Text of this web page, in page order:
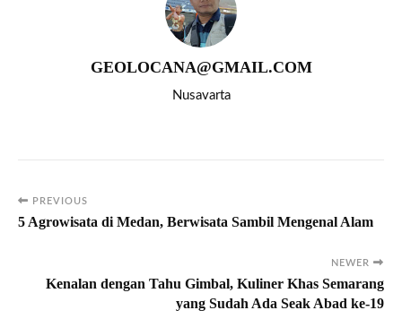
GEOLOCANA@GMAIL.COM
Nusavarta
PREVIOUS
5 Agrowisata di Medan, Berwisata Sambil Mengenal Alam
NEWER
Kenalan dengan Tahu Gimbal, Kuliner Khas Semarang
yang Sudah Ada Seak Abad ke-19